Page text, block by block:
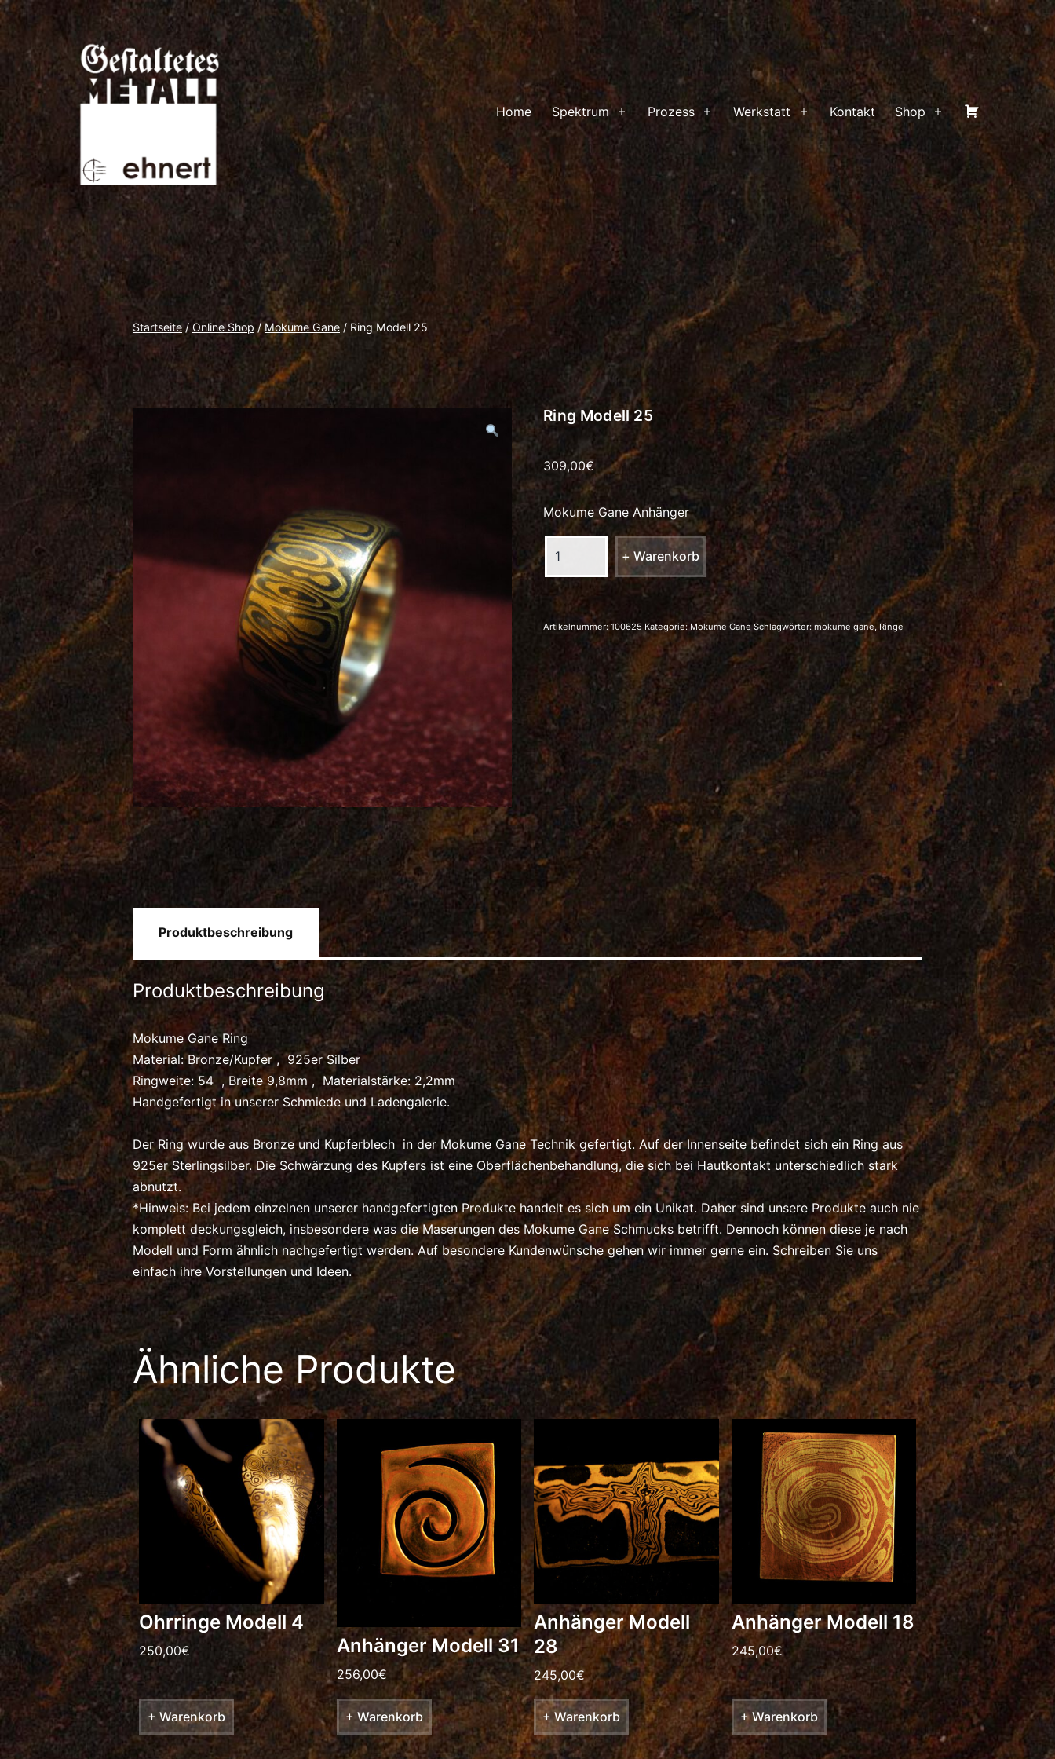
Zum
Inhalt
springen
Gestaltetes
Metall
Home Spektrum
Menü
öffnen
Prozess
Menü
öffnen
Werkstatt
Menü
öffnen
Kontakt Shop
Menü
öffnen
Warenkorb
Startseite / Online Shop / Mokume Gane / Ring Modell 25
Ring Modell 25
309,00€
Mokume Gane Anhänger
Ring
25
Menge
+ Warenkorb
Artikelnummer:100625 Kategorie:Mokume Gane Schlagwörter:mokume gane, Ringe
Produktbeschreibung
Produktbeschreibung
Mokume Gane Ring
Material: Bronze/Kupfer , 925er Silber
Ringweite: 54 , Breite 9,8mm , Materialstärke: 2,2mm
Handgefertigt in unserer Schmiede und Ladengalerie.
Der Ring wurde aus Bronze und Kupferblech in der Mokume Gane Technik gefertigt. Auf der Innenseite befindet sich ein Ring aus
925er Sterlingsilber. Die Schwärzung des Kupfers ist eine Oberflächenbehandlung, die sich bei Hautkontakt unterschiedlich stark
abnutzt.
*Hinweis: Bei jedem einzelnen unserer handgefertigten Produkte handelt es sich um ein Unikat. Daher sind unsere Produkte auch nie
komplett deckungsgleich, insbesondere was die Maserungen des Mokume Gane Schmucks betrifft. Dennoch können diese je nach
Modell und Form ähnlich nachgefertigt werden. Auf besondere Kundenwünsche gehen wir immer gerne ein. Schreiben Sie uns
einfach ihre Vorstellungen und Ideen.
Ähnliche Produkte
Ohrringe Modell 4
250,00€
+ Warenkorb
Anhänger Modell 31
256,00€
+ Warenkorb
Anhänger Modell
28
245,00€
+ Warenkorb
Anhänger Modell 18
245,00€
+ Warenkorb